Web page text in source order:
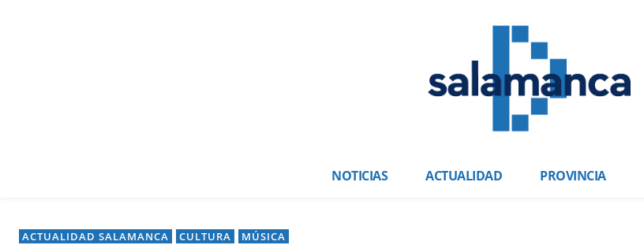
NOTICIAS ACTUALIDAD PROVINCIA
ACTUALIDAD SALAMANCA CULTURA MÚSICA